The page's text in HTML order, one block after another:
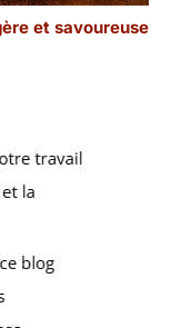
et savoureuse